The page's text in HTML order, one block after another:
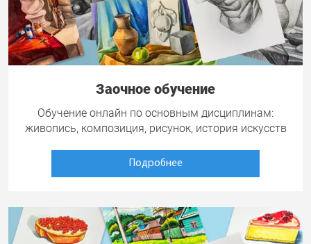
Заочное обучение
Обучение онлайн по основным дисциплинам:
живопись, композиция, рисунок, история искусств
Подробнее